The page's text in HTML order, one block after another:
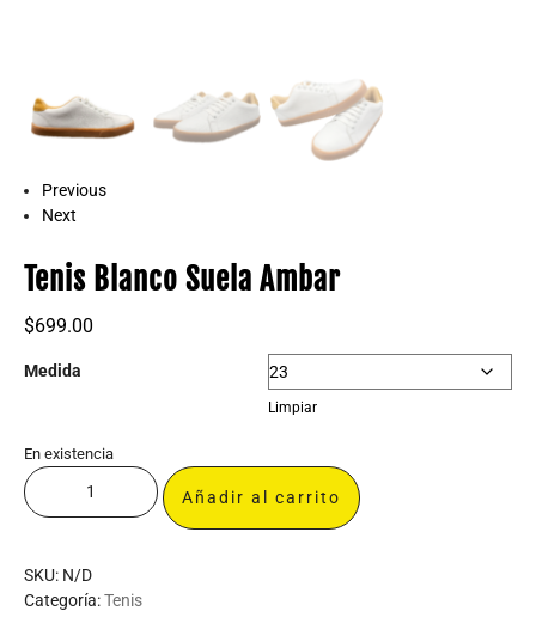
Previous
Next
Tenis Blanco Suela Ambar
$699.00
Medida
Limpiar
En existencia
Añadir al carrito
SKU: N/D
Categoría:Tenis